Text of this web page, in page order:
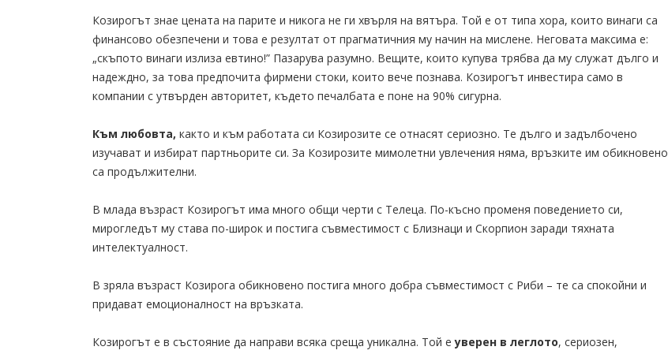
Козирогът знае цената на парите и никога не ги хвърля на вятъра. Той е от типа хора, които винаги са
финансово обезпечени и това е резултат от прагматичния му начин на мислене. Неговата максима е:
„скъпото винаги излиза евтино!” Пазарува разумно. Вещите, които купува трябва да му служат дълго и
надеждно, за това предпочита фирмени стоки, които вече познава. Козирогът инвестира само в
компании с утвърден авторитет, където печалбата е поне на 90% сигурна.
Към любовта, както и към работата си Козирозите се отнасят сериозно. Те дълго и задълбочено
изучават и избират партньорите си. За Козирозите мимолетни увлечения няма, връзките им обикновено
са продължителни.
В млада възраст Козирогът има много общи черти с Телеца. По-късно променя поведението си,
мирогледът му става по-широк и постига съвместимост с Близнаци и Скорпион заради тяхната
интелектуалност.
В зряла възраст Козирога обикновено постига много добра съвместимост с Риби – те са спокойни и
придават емоционалност на връзката.
Козирогът е в състояние да направи всяка среща уникална. Той еуверен в леглото, сериозен,